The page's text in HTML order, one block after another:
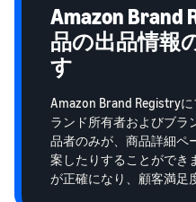
Amazon Brand
品の出品情報
す
Amazon Brand Registry
ランド所有者およびブラ
品者のみが、商品詳細ペ
案したりすることができ
が正確になり、顧客満足